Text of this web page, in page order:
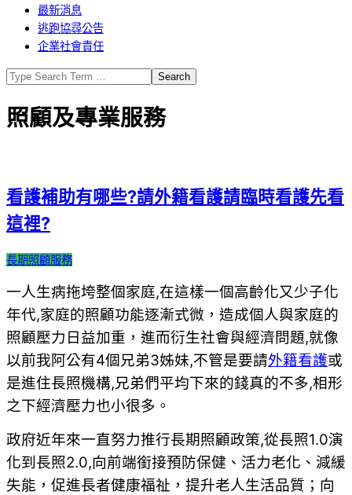
最新消息
逃跑協尋公告
企業社會責任
Search
照顧及專業服務
看護補助有哪些?請外籍看護請臨時看護先看
這裡?
2019-
09
長期照顧服務
一人生病拖垮整個家庭,在這樣一個高齡化又少子化
年代,家庭的照顧功能逐漸式微，造成個人與家庭的
照顧壓力日益加重，進而衍生社會與經濟問題,就像
以前我阿公有4個兄弟3姊妹,不管是要請外籍看護或
是進住長照機構,兄弟們平均下來的錢真的不多,相形
之下經濟壓力也小很多。
政府近年來一直努力推行長期照顧政策,從長照1.0演
化到長照2.0,向前端銜接預防保健、活力老化、減緩
失能，促進長者健康福祉，提升老人生活品質；向